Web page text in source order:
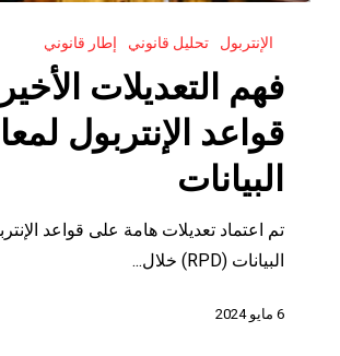
التعديلات
الأخيرة
قواعد
الإنتربول
لمعالجة
البيانات
الإنتربول تحليل قانوني إطار قانوني
فهم التعديلات
قواعد الإنتربول
البيانات
تم اعتماد تعديلات هامة على قواعد
البيانات (RPD) خلال...
6 مايو 2024